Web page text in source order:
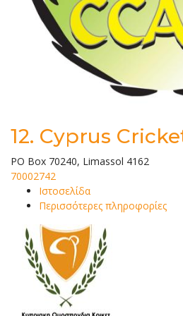
12. Cyprus
PO Box 70240, Limassol 4162
70002742
Ιστοσελίδα
Περισσότερες πληροφορίες